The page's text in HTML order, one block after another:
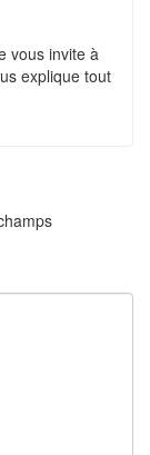
vous invite à
explique tout